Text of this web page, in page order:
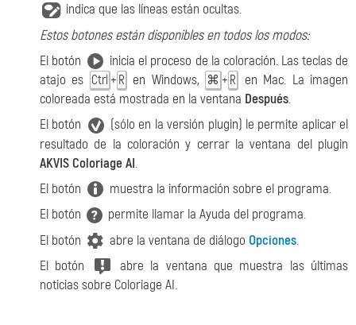
indica que las líneas están ocultas.
Estos botones están disponibles en todos los modos:
El botón
inicia el proceso de la coloración. Las teclas de
atajo es Ctrl + R en Windows, ⌘ + R
en Mac. La imagen
coloreada está mostrada en la ventana Después.
El botón
(sólo en la versión plugin) le permite aplicar el
resultado de la coloración y cerrar la ventana del plugin
AKVIS Coloriage AI.
El botón
muestra la información sobre el programa.
El botón
permite llamar la Ayuda del programa.
El botón
abre la ventana de diálogo Opciones.
El botón
abre la ventana que muestra las últimas
noticias sobre Coloriage AI.